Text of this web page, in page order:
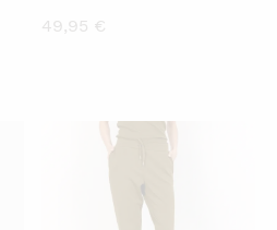
49,95 €
KATSO PIKANÄKYMÄ